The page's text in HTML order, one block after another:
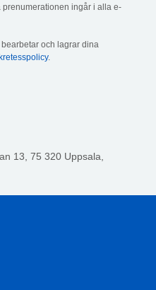
prenumerationen ingår i alla e-
och lagrar dina
.
13, 75 320 Uppsala,